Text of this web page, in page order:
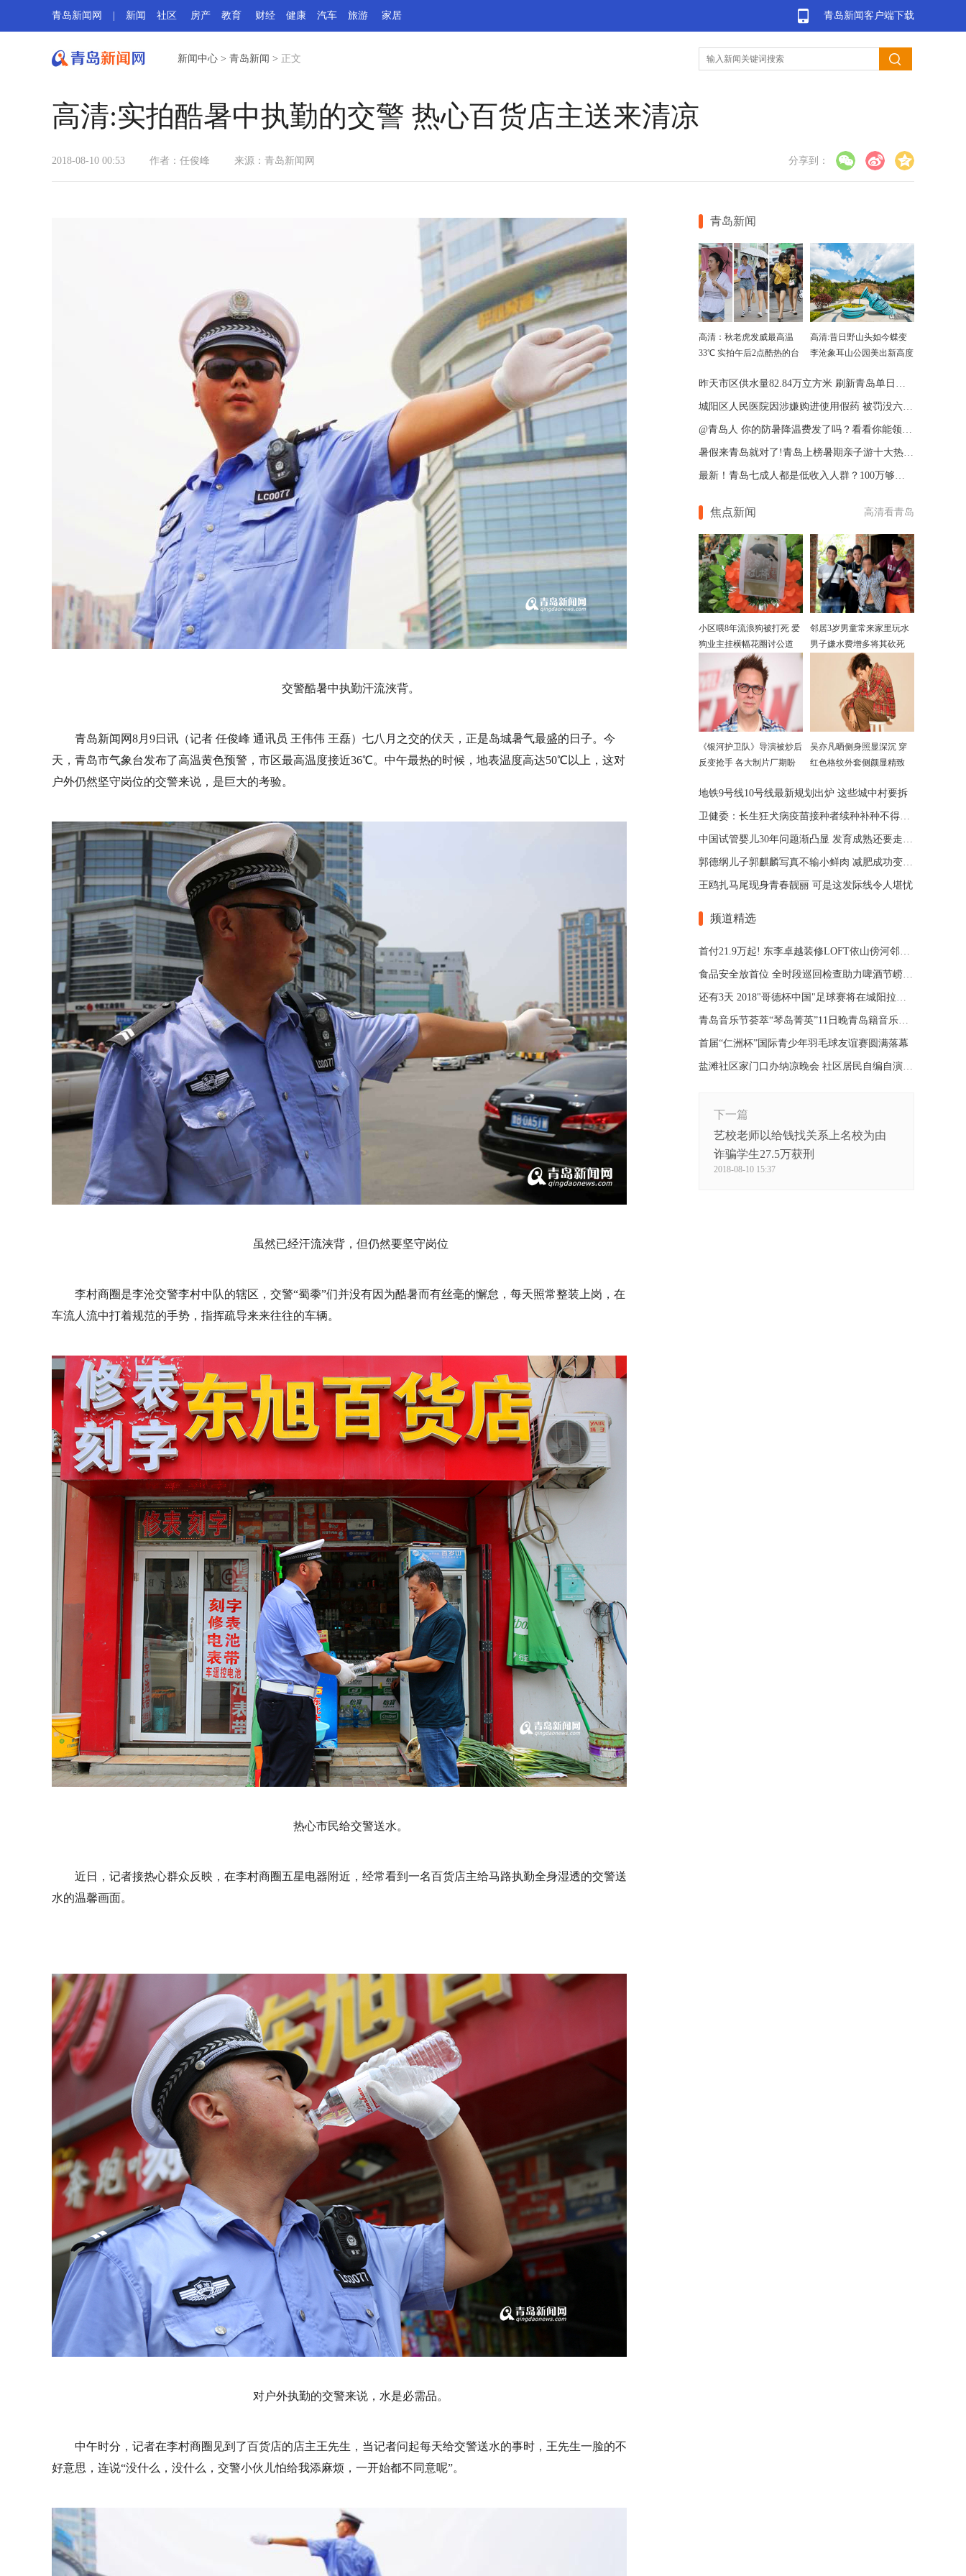
青岛新闻客户端下载
青岛新闻网 新闻 社区 房产 教育 财经 健康 汽车 旅游 家居
新闻中心 > 青岛新闻 > 正文
高清:实拍酷暑中执勤的交警 热心百货店主送来清凉
2018-08-10 00:53 作者：任俊峰 来源： 青岛新闻网 分享到：
交警酷暑中执勤汗流浃背。
青岛新闻网8月9日讯（记者 任俊峰 通讯员 王伟伟 王磊）七八月之交的伏天，正是岛城暑气最盛的日子。今
天，青岛市气象台发布了高温黄色预警，市区最高温度接近36℃。中午最热的时候，地表温度高达50℃以上，这对
户外仍然坚守岗位的交警来说，是巨大的考验。
虽然已经汗流浃背，但仍然要坚守岗位
李村商圈是李沧交警李村中队的辖区，交警“蜀黍”们并没有因为酷暑而有丝毫的懈怠，每天照常整装上岗，在
车流人流中打着规范的手势，指挥疏导来来往往的车辆。
热心市民给交警送水。
近日，记者接热心群众反映，在李村商圈五星电器附近，经常看到一名百货店主给马路执勤全身湿透的交警送
水的温馨画面。
对户外执勤的交警来说，水是必需品。
中午时分，记者在李村商圈见到了百货店的店主王先生，当记者问起每天给交警送水的事时，王先生一脸的不
好意思，连说“没什么，没什么，交警小伙儿怕给我添麻烦，一开始都不同意呢”。
青岛新闻
高清：秋老虎发威最高温
33℃ 实拍午后2点酷热的台
高清:昔日野山头如今蝶变
李沧象耳山公园美出新高度
昨天市区供水量82.84万立方米 刷新青岛单日供水纪录
城阳区人民医院因涉嫌购进使用假药 被罚没六百余
@青岛人 你的防暑降温费发了吗？看看你能领多少
暑假来青岛就对了!青岛上榜暑期亲子游十大热门地
最新！青岛七成人都是低收入人群？100万够用27年
焦点新闻 高清看青岛
小区喂8年流浪狗被打死 爱
狗业主挂横幅花圈讨公道
邻居3岁男童常来家里玩水
男子嫌水费增多将其砍死
《银河护卫队》导演被炒后
反变抢手 各大制片厂期盼
吴亦凡晒侧身照显深沉 穿
红色格纹外套侧颜显精致
地铁9号线10号线最新规划出炉 这些城中村要拆
卫健委：长生狂犬病疫苗接种者续种补种不得收费
中国试管婴儿30年问题渐凸显 发育成熟还要走多久？
郭德纲儿子郭麒麟写真不输小鲜肉 减肥成功变青葱少年
王鸥扎马尾现身青春靓丽 可是这发际线令人堪忧
频道精选
首付21.9万起! 东李卓越装修LOFT依山傍河邻地铁
食品安全放首位 全时段巡回检查助力啤酒节崂山会场
还有3天 2018"哥德杯中国"足球赛将在城阳拉开帷幕
青岛音乐节荟萃“琴岛菁英”11日晚青岛籍音乐家等你来
首届“仁洲杯”国际青少年羽毛球友谊赛圆满落幕
盐滩社区家门口办纳凉晚会 社区居民自编自演欢乐多
下一篇
艺校老师以给钱找关系上名校为由
诈骗学生27.5万获刑
2018-08-10 15:37